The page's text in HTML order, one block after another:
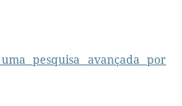
pesquisa avançada por